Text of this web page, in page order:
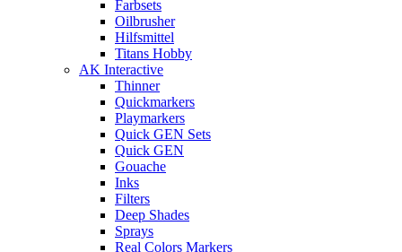
Farbsets
Oilbrusher
Hilfsmittel
Titans Hobby
AK Interactive
Thinner
Quickmarkers
Playmarkers
Quick GEN Sets
Quick GEN
Gouache
Inks
Filters
Deep Shades
Sprays
Real Colors Markers